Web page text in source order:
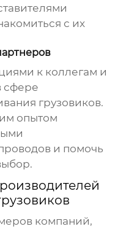
с их
к коллегам и
сфере
грузовиков.
опытом
и помочь
компаний,